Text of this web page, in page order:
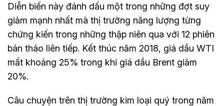
Diễn biến này đánh dấu một trong những đợt suy
giảm mạnh nhất mà thị trường năng lượng từng
chứng kiến trong những thập niên qua với 12 phiên
bán tháo liên tiếp. Kết thúc năm 2018, giá dầu WTI
mất khoảng 25% trong khi giá dầu Brent giảm
20%.
Câu chuyện trên thị trường kim loại quý trong năm